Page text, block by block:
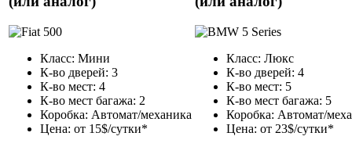
Класс: Мини
К-во дверей: 3
К-во мест: 4
К-во мест багажа: 2
Коробка: Автомат/механика
Цена: от 15$/сутки*
Класс: Люкс
К-во дверей: 4
К-во мест: 5
К-во мест багажа: 5
Коробка: Автомат/
Цена: от 23$/сутки*